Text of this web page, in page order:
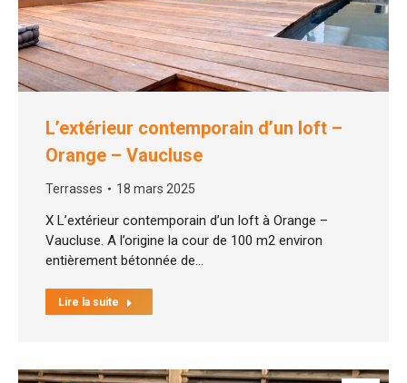
L’extérieur contemporain d’un loft –
Orange – Vaucluse
Terrasses 18 mars 2025
X L’extérieur contemporain d’un loft à Orange –
Vaucluse. A l’origine la cour de 100 m2 environ
entièrement bétonnée de…
Lire la suite